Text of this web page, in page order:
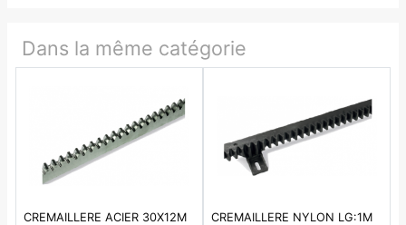
Dans la même catégorie
CREMAILLERE ACIER 30X12M
CREMAILLERE NYLON LG:1M